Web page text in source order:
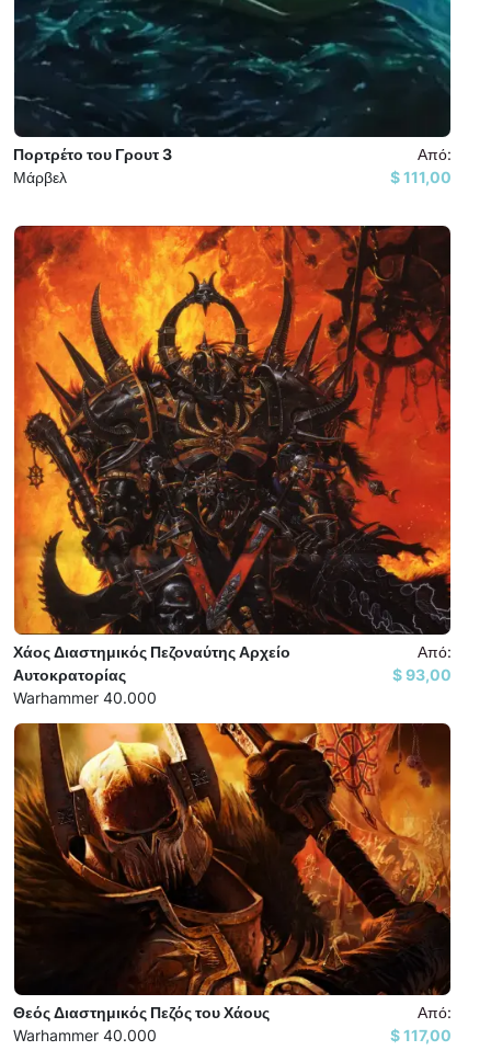
Πορτρέτο του Γρουτ 3
Μάρβελ
Από:
111,00 $
Χάος Διαστημικός Πεζοναύτης Αρχείο
Αυτοκρατορίας
Warhammer 40.000
Από:
93,00 $
Θεός Διαστημικός Πεζός του Χάους
Warhammer 40.000
Από:
117,00 $